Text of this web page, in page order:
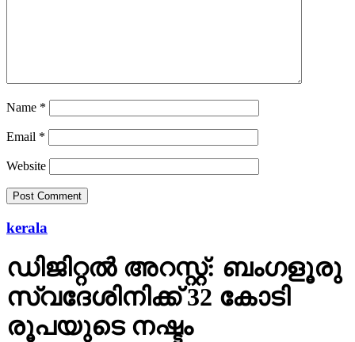
Name *
Email *
Website
kerala
ഡിജിറ്റല്‍ അറസ്റ്റ്: ബംഗളൂരു
സ്വദേശിനിക്ക് 32 കോടി
രൂപയുടെ നഷ്ടം